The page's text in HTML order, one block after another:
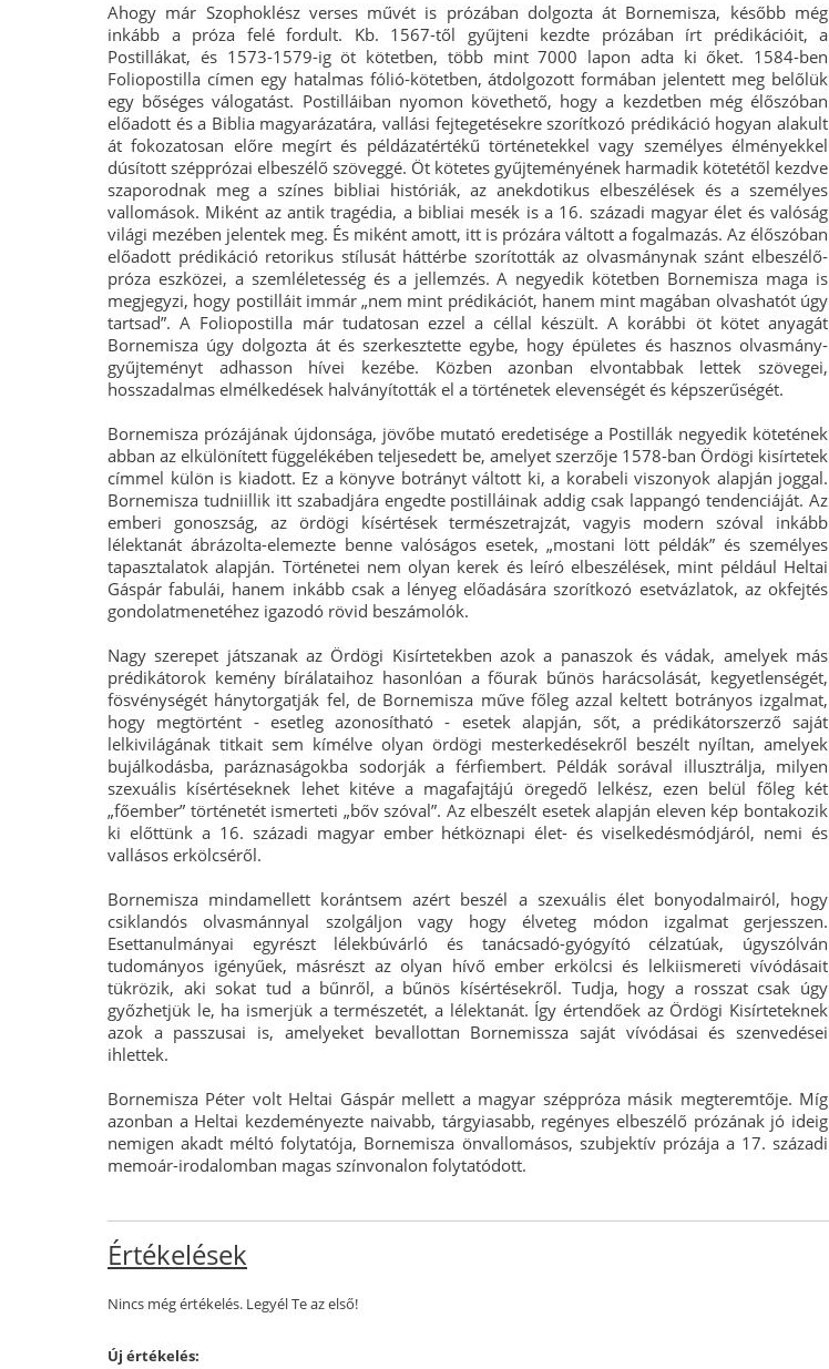
Ahogy már Szophoklész verses művét is prózában dolgozta át Bornemisza, később még
inkább a próza felé fordult. Kb. 1567-től gyűjteni kezdte prózában írt prédikációit, a
Postillákat, és 1573-1579-ig öt kötetben, több mint 7000 lapon adta ki őket. 1584-ben
Foliopostilla címen egy hatalmas fólió-kötetben, átdolgozott formában jelentett meg belőlük
egy bőséges válogatást. Postilláiban nyomon követhető, hogy a kezdetben még élőszóban
előadott és a Biblia magyarázatára, vallási fejtegetésekre szorítkozó prédikáció hogyan alakult
át fokozatosan előre megírt és példázatértékű történetekkel vagy személyes élményekkel
dúsított szépprózai elbeszélő szöveggé. Öt kötetes gyűjteményének harmadik kötetétől kezdve
szaporodnak meg a színes bibliai históriák, az anekdotikus elbeszélések és a személyes
vallomások. Miként az antik tragédia, a bibliai mesék is a 16. századi magyar élet és valóság
világi mezében jelentek meg. És miként amott, itt is prózára váltott a fogalmazás. Az élőszóban
előadott prédikáció retorikus stílusát háttérbe szorították az olvasmánynak szánt elbeszélő-
próza eszközei, a szemléletesség és a jellemzés. A negyedik kötetben Bornemisza maga is
megjegyzi, hogy postilláit immár „nem mint prédikációt, hanem mint magában olvashatót úgy
tartsad”. A Foliopostilla már tudatosan ezzel a céllal készült. A korábbi öt kötet anyagát
Bornemisza úgy dolgozta át és szerkesztette egybe, hogy épületes és hasznos olvasmány-
gyűjteményt adhasson hívei kezébe. Közben azonban elvontabbak lettek szövegei,
hosszadalmas elmélkedések halványították el a történetek elevenségét és képszerűségét.
Bornemisza prózájának újdonsága, jövőbe mutató eredetisége a Postillák negyedik kötetének
abban az elkülönített függelékében teljesedett be, amelyet szerzője 1578-ban Ördögi kisírtetek
címmel külön is kiadott. Ez a könyve botrányt váltott ki, a korabeli viszonyok alapján joggal.
Bornemisza tudniillik itt szabadjára engedte postilláinak addig csak lappangó tendenciáját. Az
emberi gonoszság, az ördögi kísértések természetrajzát, vagyis modern szóval inkább
lélektanát ábrázolta-elemezte benne valóságos esetek, „mostani lött példák” és személyes
tapasztalatok alapján. Történetei nem olyan kerek és leíró elbeszélések, mint például Heltai
Gáspár fabulái, hanem inkább csak a lényeg előadására szorítkozó esetvázlatok, az okfejtés
gondolatmenetéhez igazodó rövid beszámolók.
Nagy szerepet játszanak az Ördögi Kisírtetekben azok a panaszok és vádak, amelyek más
prédikátorok kemény bírálataihoz hasonlóan a főurak bűnös harácsolását, kegyetlenségét,
fösvénységét hánytorgatják fel, de Bornemisza műve főleg azzal keltett botrányos izgalmat,
hogy megtörtént - esetleg azonosítható - esetek alapján, sőt, a prédikátorszerző saját
lelkivilágának titkait sem kímélve olyan ördögi mesterkedésekről beszélt nyíltan, amelyek
bujálkodásba, paráznaságokba sodorják a férfiembert. Példák sorával illusztrálja, milyen
szexuális kísértéseknek lehet kitéve a magafajtájú öregedő lelkész, ezen belül főleg két
„főember” történetét ismerteti „bőv szóval”. Az elbeszélt esetek alapján eleven kép bontakozik
ki előttünk a 16. századi magyar ember hétköznapi élet- és viselkedésmódjáról, nemi és
vallásos erkölcséről.
Bornemisza mindamellett korántsem azért beszél a szexuális élet bonyodalmairól, hogy
csiklandós olvasmánnyal szolgáljon vagy hogy élveteg módon izgalmat gerjesszen.
Esettanulmányai egyrészt lélekbúvárló és tanácsadó-gyógyító célzatúak, úgyszólván
tudományos igényűek, másrészt az olyan hívő ember erkölcsi és lelkiismereti vívódásait
tükrözik, aki sokat tud a bűnről, a bűnös kísértésekről. Tudja, hogy a rosszat csak úgy
győzhetjük le, ha ismerjük a természetét, a lélektanát. Így értendőek az Ördögi Kisírteteknek
azok a passzusai is, amelyeket bevallottan Bornemissza saját vívódásai és szenvedései
ihlettek.
Bornemisza Péter volt Heltai Gáspár mellett a magyar széppróza másik megteremtője. Míg
azonban a Heltai kezdeményezte naivabb, tárgyiasabb, regényes elbeszélő prózának jó ideig
nemigen akadt méltó folytatója, Bornemisza önvallomásos, szubjektív prózája a 17. századi
memoár-irodalomban magas színvonalon folytatódott.
Értékelések
Nincs még értékelés. Legyél Te az első!
Új értékelés: